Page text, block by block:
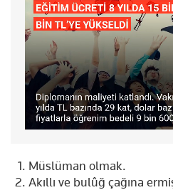
Müslüman olmak.
Akıllı ve bulûğ çağına